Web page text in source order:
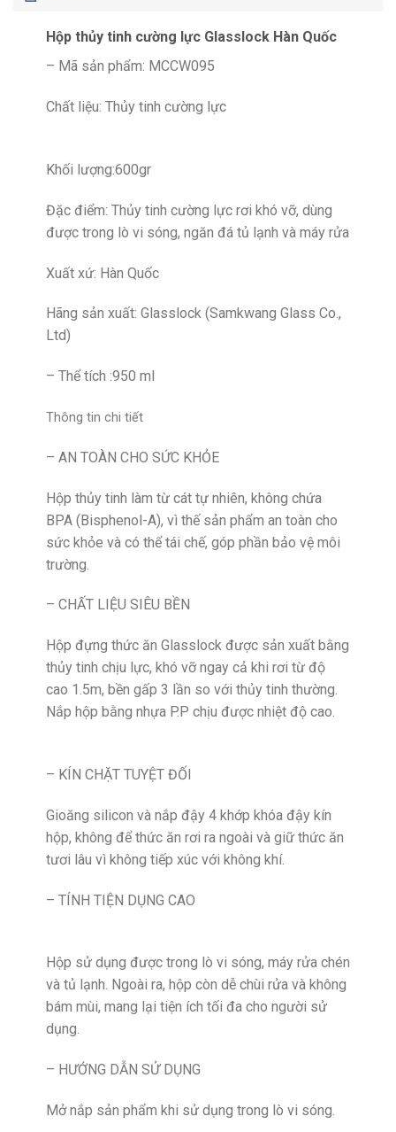
Hộp thủy tinh cường lực Glasslock Hàn Quốc
– Mã sản phẩm: MCCW095
Chất liệu: Thủy tinh cường lực
Khối lượng:600gr
Đặc điểm: Thủy tinh cường lực rơi khó vỡ, dùng
được trong lò vi sóng, ngăn đá tủ lạnh và máy rửa
Xuất xứ: Hàn Quốc
Hãng sản xuất: Glasslock (Samkwang Glass Co.,
Ltd)
– Thể tích :950 ml
Thông tin chi tiết
– AN TOÀN CHO SỨC KHỎE
Hộp thủy tinh làm từ cát tự nhiên, không chứa
BPA (Bisphenol-A), vì thế sản phẩm an toàn cho
sức khỏe và có thể tái chế, góp phần bảo vệ môi
trường.
– CHẤT LIỆU SIÊU BỀN
Hộp đựng thức ăn Glasslock được sản xuất bằng
thủy tinh chịu lực, khó vỡ ngay cả khi rơi từ độ
cao 1.5m, bền gấp 3 lần so với thủy tinh thường.
Nắp hộp bằng nhựa P.P chịu được nhiệt độ cao.
– KÍN CHẶT TUYỆT ĐỐI
Gioăng silicon và nắp đậy 4 khớp khóa đậy kín
hộp, không để thức ăn rơi ra ngoài và giữ thức ăn
tươi lâu vì không tiếp xúc với không khí.
– TÍNH TIỆN DỤNG CAO
Hộp sử dụng được trong lò vi sóng, máy rửa chén
và tủ lạnh. Ngoài ra, hộp còn dễ chùi rửa và không
bám mùi, mang lại tiện ích tối đa cho người sử
dụng.
– HƯỚNG DẪN SỬ DỤNG
Mở nắp sản phẩm khi sử dụng trong lò vi sóng.